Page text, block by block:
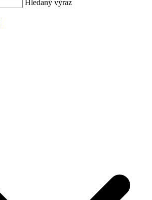
Hledaný výraz